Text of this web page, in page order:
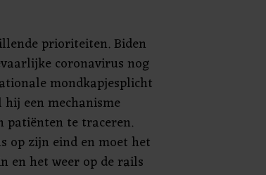
prioriteiten. Biden
coronavirus nog
mondkapjesplicht
een mechanisme
patiënten te traceren.
op zijn eind en moet het
en het weer op de rails